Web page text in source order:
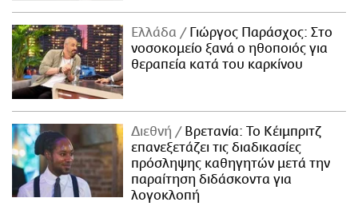
Ελλάδα
Γιώργος Παράσχος: Στο
νοσοκομείο ξανά ο ηθοποιός για
θεραπεία κατά του καρκίνου
Διεθνή
Βρετανία: Το Κέιμπριτζ
επανεξετάζει τις διαδικασίες
πρόσληψης καθηγητών μετά την
παραίτηση διδάσκοντα για
λογοκλοπή